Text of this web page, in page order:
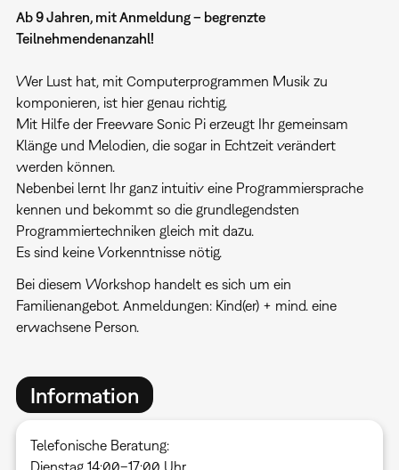
Ab 9 Jahren, mit Anmeldung – begrenzte
Teilnehmendenanzahl!
Wer Lust hat, mit Computerprogrammen Musik zu
komponieren, ist hier genau richtig.
Mit Hilfe der Freeware Sonic Pi erzeugt Ihr gemeinsam
Klänge und Melodien, die sogar in Echtzeit verändert
werden können.
Nebenbei lernt Ihr ganz intuitiv eine Programmiersprache
kennen und bekommt so die grundlegendsten
Programmiertechniken gleich mit dazu.
Es sind keine Vorkenntnisse nötig.
Bei diesem Workshop handelt es sich um ein
Familienangebot. Anmeldungen: Kind(er) + mind. eine
erwachsene Person.
Information
Telefonische Beratung:
Dienstag 14:00–17:00 Uhr